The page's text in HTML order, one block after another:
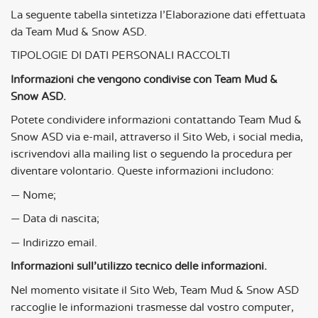
La seguente tabella sintetizza l’Elaborazione dati effettuata
da Team Mud & Snow ASD.
TIPOLOGIE DI DATI PERSONALI RACCOLTI
Informazioni che vengono condivise con Team Mud &
Snow ASD.
Potete condividere informazioni contattando Team Mud &
Snow ASD via e-mail, attraverso il Sito Web, i social media,
iscrivendovi alla mailing list o seguendo la procedura per
diventare volontario. Queste informazioni includono:
— Nome;
— Data di nascita;
— Indirizzo email.
Informazioni sull’utilizzo tecnico delle informazioni.
Nel momento visitate il Sito Web, Team Mud & Snow ASD
raccoglie le informazioni trasmesse dal vostro computer,